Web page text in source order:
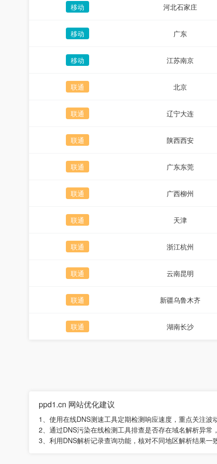
移动 河北石家庄
移动 广东
移动 江苏南京
联通 北京
联通 辽宁大连
联通 陕西西安
联通 广东东莞
联通 广西柳州
联通 天津
联通 浙江杭州
联通 云南昆明
联通 新疆乌鲁木齐
联通 湖南长沙
ppd1.cn 网站优化建议
1、使用在线DNS测速工具定期检测响应速度，重点关注
2、通过DNS污染在线检测工具排查是否存在域名解析异常
3、利用DNS解析记录查询功能，核对不同地区解析结果一